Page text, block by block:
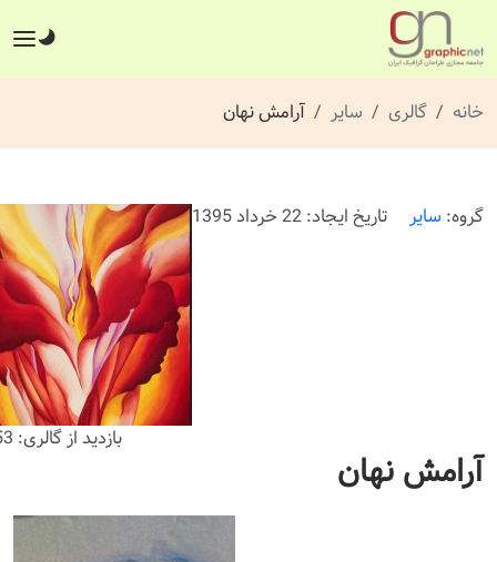
خانه گالری سایر آرامش نهان
گروه: سایر تاریخ ایجاد: 22 خرداد 1395
بازدید از گالری: 253 بار
آرامش نهان